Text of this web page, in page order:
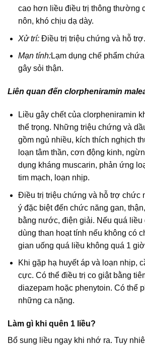
cao hơn liều điều trị thông thường
nôn, khó chịu dạ dày.
Xử trí: Điều trị triệu chứng và hỗ trợ.
Mạn tính:Lạm dụng chế phẩm
gây sỏi thận.
Liên quan đến clorpheniramin
Liều gây chết của clorpheniramin
thể trọng. Những triệu chứng và
gồm ngủ nhiều, kích thích nghịch
loạn tâm thần, cơn động kinh,
dụng kháng muscarin, phản ứng
tim mạch, loạn nhịp.
Điều trị triệu chứng và hỗ trợ chức
ý đặc biệt đến chức năng gan,
bằng nước, điện giải. Nếu quá
dùng than hoạt tính nếu không có
gian uống quá liều không quá 1
Khi gặp hạ huyết áp và loạn nhịp,
cực. Có thể điều trị co giật bằng
diazepam hoặc phenytoin. Có thể
những ca nặng.
Làm gì khi quên 1 liều?
Bổ sung liều ngay khi nhớ ra. Tuy